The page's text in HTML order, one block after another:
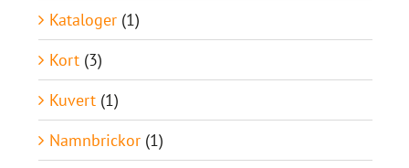
Kataloger (1)
Kort (3)
Kuvert (1)
Namnbrickor (1)